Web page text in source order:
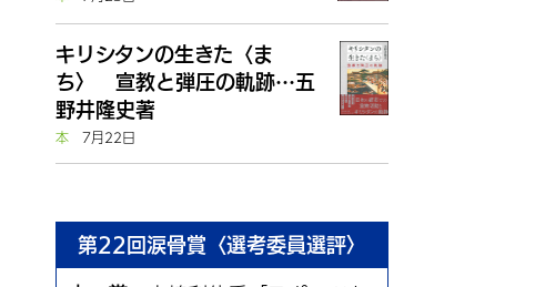
キリシタンの生きた〈ま
ち〉 宣教と弾圧の軌跡…五
野井隆史著
本
7月22日
第22回涙骨賞〈選考委員選評〉